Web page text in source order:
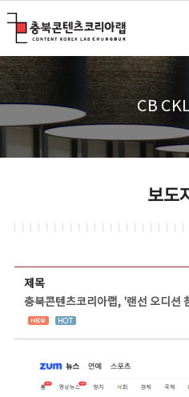
CB
보도
제목
충북콘텐츠코리아랩, '랜선 오디션